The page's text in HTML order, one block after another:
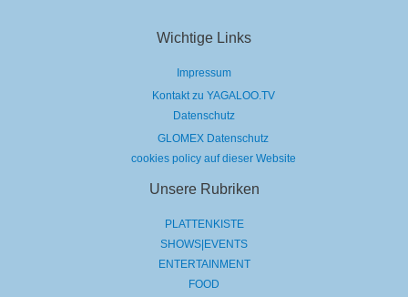
Wichtige Links
Impressum
Kontakt zu YAGALOO.TV
Datenschutz
GLOMEX Datenschutz
cookies policy auf dieser Website
Unsere Rubriken
PLATTENKISTE
SHOWS|EVENTS
ENTERTAINMENT
FOOD